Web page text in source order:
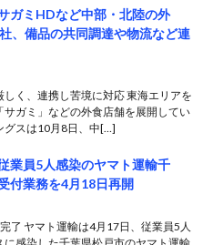
ガミHDなど中部・北陸の外
、備品の共同調達や物流など連
く、連携し苦境に対応 東海エリアを
サガミ」などの外食店舗を展開してい
グスは10月8日、中[…]
業員5人感染のヤマト運輸千
付業務を4月18日再開
了 ヤマト運輸は4月17日、従業員5人